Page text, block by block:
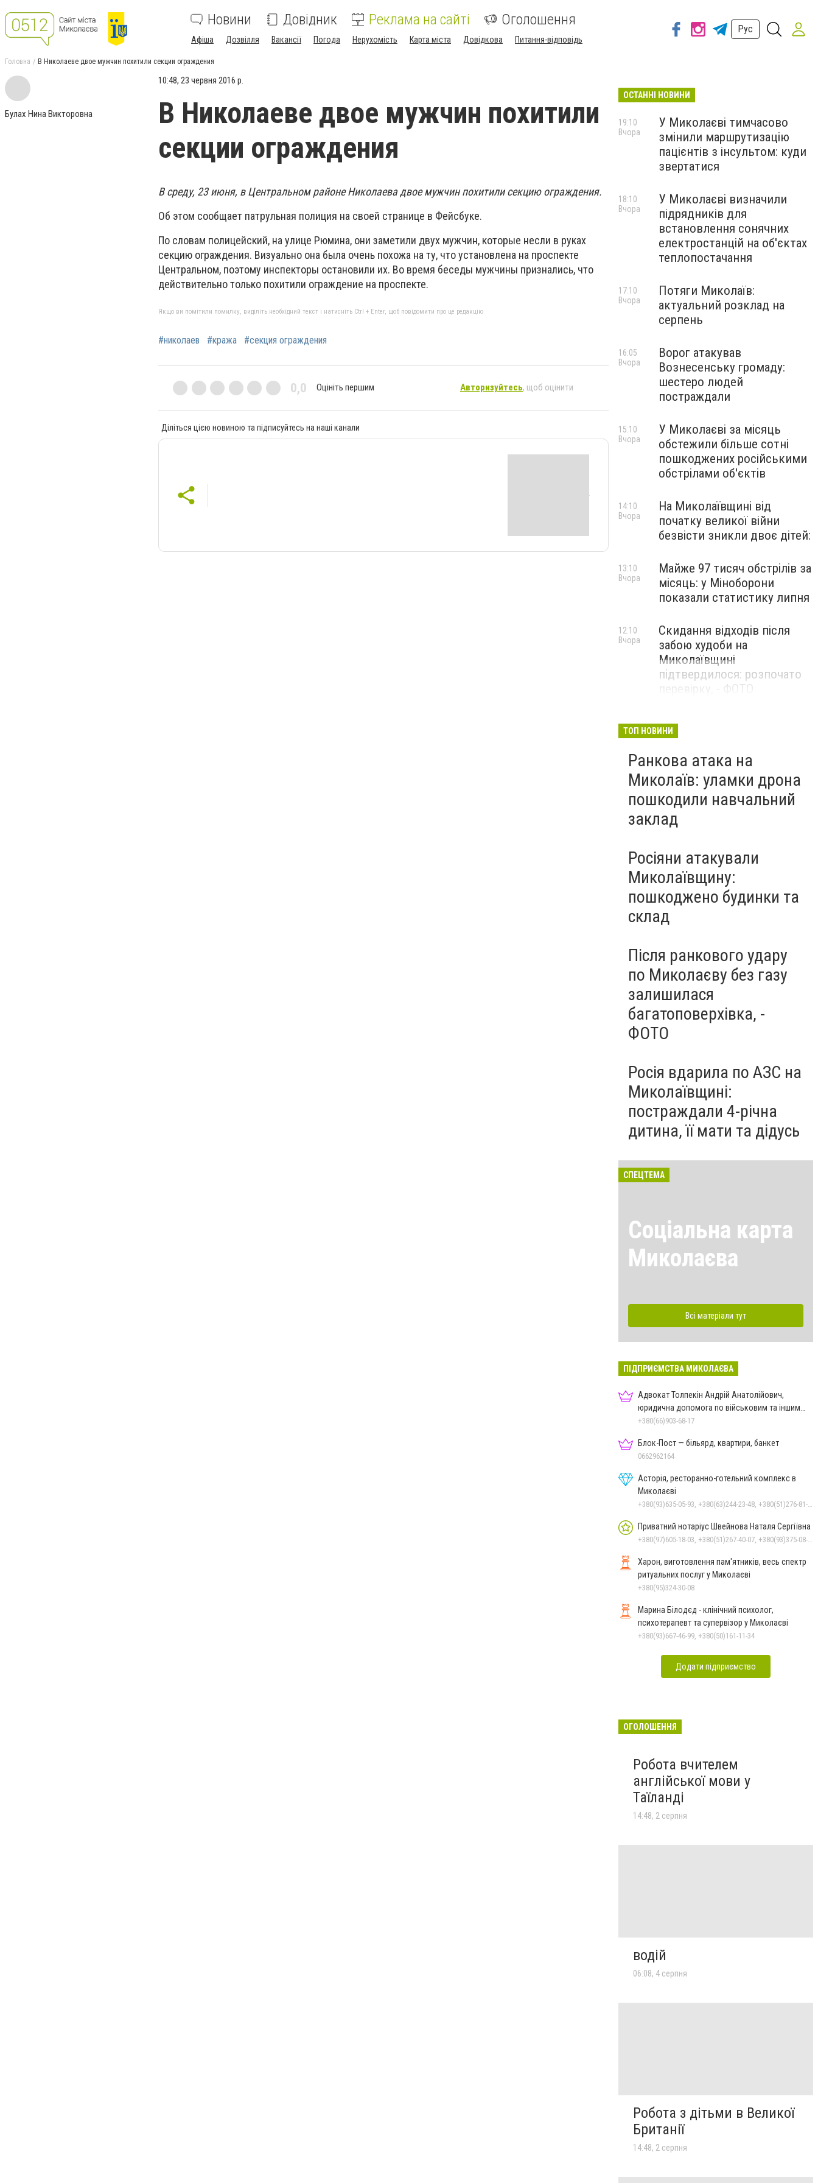
Новини Довідник Реклама на сайті Оголошення
Афіша Дозвілля Вакансії Погода Нерухомість Карта міста Довідкова Питання-відповідь
Рус
Головна В Николаеве двое мужчин похитили секции ограждения
Булах Нина Викторовна
10:48, 23 червня 2016 р.
В Николаеве двое мужчин похитили
секции ограждения
В среду, 23 июня, в Центральном районе Николаева двое мужчин похитили секцию ограждения.
Об этом сообщает патрульная полиция на своей странице в Фейсбуке.
По словам полицейский, на улице Рюмина, они заметили двух мужчин, которые несли в руках
секцию ограждения. Визуально она была очень похожа на ту, что установлена на проспекте
Центральном, поэтому инспекторы остановили их. Во время беседы мужчины признались, что
действительно только похитили ограждение на проспекте.
Якщо ви помітили помилку, виділіть необхідний текст і натисніть Ctrl + Enter, щоб повідомити про це редакцію
#николаев #кража #секция ограждения
0,0 Оцініть першим Авторизуйтесь, щоб оцінити
Діліться цією новиною та підписуйтесь на наші канали
ОСТАННІ НОВИНИ
У Миколаєві тимчасово
змінили маршрутизацію
пацієнтів з інсультом: куди
звертатися
19:10
Вчора
У Миколаєві визначили
підрядників для
встановлення сонячних
електростанцій на об'єктах
теплопостачання
18:10
Вчора
Потяги Миколаїв:
актуальний розклад на
серпень
17:10
Вчора
Ворог атакував
Вознесенську громаду:
шестеро людей
постраждали
16:05
Вчора
У Миколаєві за місяць
обстежили більше сотні
пошкоджених російськими
обстрілами об'єктів
15:10
Вчора
На Миколаївщині від
початку великої війни
безвісти зникли двоє дітей:
14:10
Вчора
Майже 97 тисяч обстрілів за
місяць: у Міноборони
показали статистику липня
13:10
Вчора
Скидання відходів після
забою худоби на
Миколаївщині
підтвердилося: розпочато
перевірку, - ФОТО
12:10
Вчора
ТОП НОВИНИ
Ранкова атака на
Миколаїв: уламки дрона
пошкодили навчальний
заклад
Росіяни атакували
Миколаївщину:
пошкоджено будинки та
склад
Після ранкового удару
по Миколаєву без газу
залишилася
багатоповерхівка, -
ФОТО
Росія вдарила по АЗС на
Миколаївщині:
постраждали 4-річна
дитина, її мати та дідусь
СПЕЦТЕМА
Соціальна карта
Миколаєва
Всі матеріали тут
ПІДПРИЄМСТВА МИКОЛАЄВА
Адвокат Толпекін Андрій Анатолійович,
юридична допомога по військовим та іншим
справам
+380(66)903-68-17
Блок-Пост — більярд, квартири, банкет
0662962164
Асторія, ресторанно-готельний комплекс в
Миколаєві
Приватний нотаріус Швейнова Наталя Сергіївна
Харон, виготовлення пам'ятників, весь спектр
ритуальних послуг у Миколаєві
+380(95)324-30-08
Марина Білодєд - клінічний психолог,
психотерапевт та супервізор у Миколаєві
+380(93)667-46-99, +380(50)161-11-34
Додати підприємство
ОГОЛОШЕННЯ
Робота вчителем
англійської мови у
Таїланді
14:48, 2 серпня
водій
06:08, 4 серпня
Робота з дітьми в Великої
Британії
14:48, 2 серпня